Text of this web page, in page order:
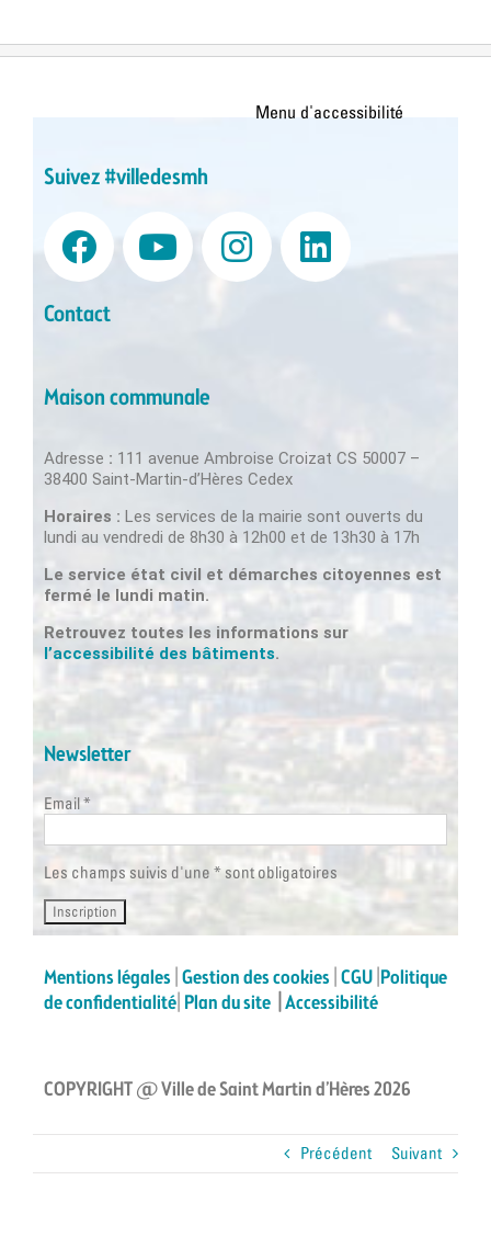
Précédent Suivant
Suivez #villedesmh
Contact
Maison communale
Adresse : 111 avenue Ambroise Croizat CS 50007 –
38400 Saint-Martin-d’Hères Cedex
Horaires : Les services de la mairie sont ouverts du
lundi au vendredi de 8h30 à 12h00 et de 13h30 à 17h
Le service état civil et démarches citoyennes est
fermé le lundi matin.
Retrouvez toutes les informations sur
l’accessibilité des bâtiments.
Newsletter
Email *
Les champs suivis d'une * sont obligatoires
Mentions légales Gestion des cookies CGU Politique
de confidentialité Plan du site Accessibilité
COPYRIGHT @ Ville de Saint Martin d’Hères 2026